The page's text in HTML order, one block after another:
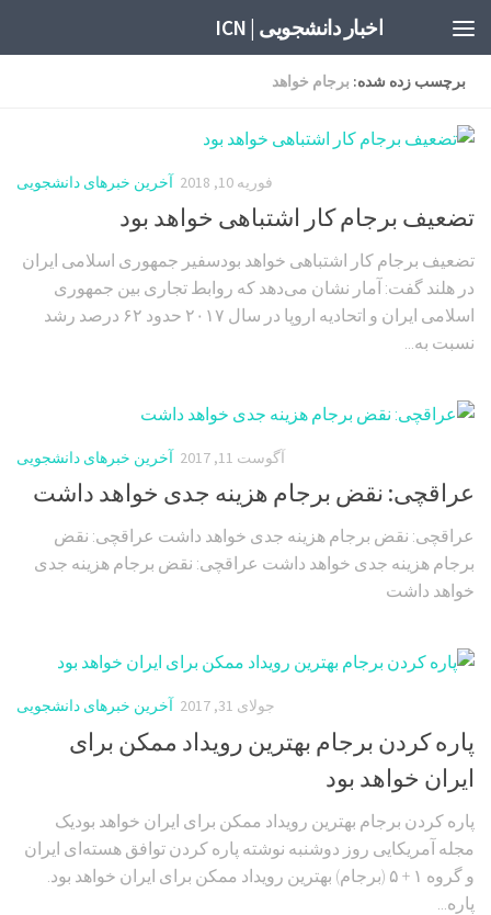
اخبار دانشجویی | ICN
برچسب زده شده: برجام خواهد
آخرین خبرهای دانشجویی فوریه 10, 2018
تضعیف برجام کار اشتباهی خواهد بود
تضعیف برجام کار اشتباهی خواهد بودسفیر جمهوری اسلامی ایران
در هلند گفت: آمار نشان می‌دهد که روابط تجاری بین جمهوری
اسلامی ایران و اتحادیه اروپا در سال ۲۰۱۷ حدود ۶۲ درصد رشد
نسبت به...
آخرین خبرهای دانشجویی آگوست 11, 2017
عراقچی: نقض برجام هزینه جدی خواهد داشت
عراقچی: نقض برجام هزینه جدی خواهد داشت عراقچی: نقض
برجام هزینه جدی خواهد داشت عراقچی: نقض برجام هزینه جدی
خواهد داشت
آخرین خبرهای دانشجویی جولای 31, 2017
پاره کردن برجام بهترین رویداد ممکن برای
ایران خواهد بود
پاره کردن برجام بهترین رویداد ممکن برای ایران خواهد بودیک
مجله آمریکایی روز دوشنبه نوشته پاره کردن توافق هسته‌ای ایران
و گروه ۱ + ۵ (برجام) بهترین رویداد ممکن برای ایران خواهد بود.
پاره...